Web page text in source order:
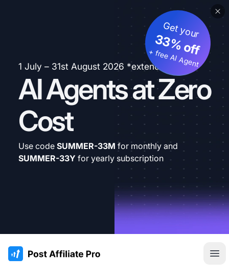
1 July – 31st August 2026 *extended
AI Agents at Zero
Cost
Get your
33% off
+ free AI Agent
Use code SUMMER-33M for monthly and
SUMMER-33Y for yearly subscription
:site.title